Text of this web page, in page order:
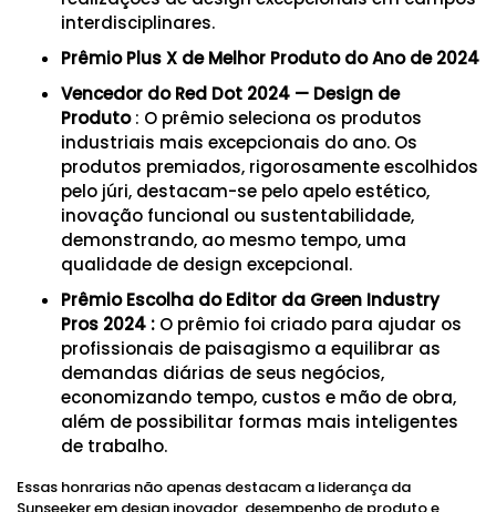
interdisciplinares.
Prêmio Plus X de Melhor Produto do Ano de2024
Vencedor do Red Dot 2024 — Design de
Produto: O prêmio seleciona os produtos
industriais mais excepcionais do ano. Os
produtos premiados, rigorosamente escolhidos
pelo júri, destacam-se pelo apelo estético,
inovação funcional ou sustentabilidade,
demonstrando, ao mesmo tempo, uma
qualidade de design excepcional.
Prêmio Escolha do Editor da Green Industry
Pros 2024 : O prêmio foi criado para ajudar os
profissionais de paisagismo a equilibrar as
demandas diárias de seus negócios,
economizando tempo, custos e mão de obra,
além de possibilitar formas mais inteligentes
de trabalho.
Essas honrarias não apenas destacam a liderança da